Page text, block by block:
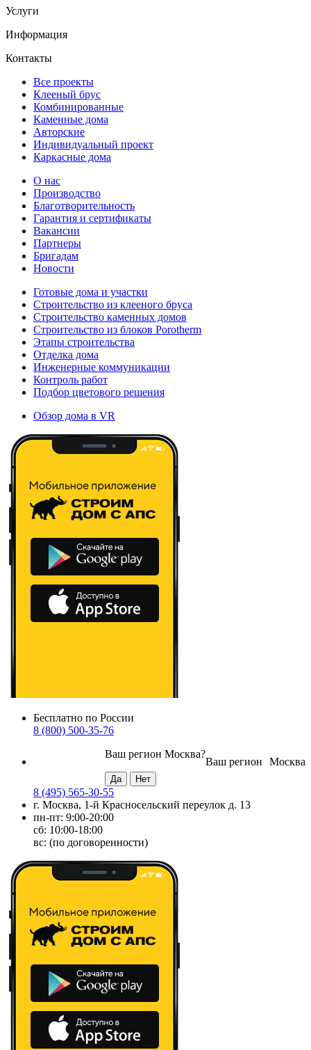
Услуги
Информация
Контакты
Все проекты
Клееный брус
Комбинированные
Каменные дома
Авторские
Индивидуальный проект
Каркасные дома
О нас
Производство
Благотворительность
Гарантия и сертификаты
Вакансии
Партнеры
Бригадам
Новости
Готовые дома и участки
Строительство из клееного бруса
Строительство каменных домов
Строительство из блоков Porotherm
Этапы строительства
Отделка дома
Инженерные коммуникации
Контроль работ
Подбор цветового решения
Обзор дома в VR
Бесплатно по России
8 (800) 500-35-76
Москва
Ваш регион
Ваш регион Москва?
8 (495) 565-30-55
г. Москва, 1-й Красносельский переулок д. 13
пн-пт: 9:00-20:00
сб: 10:00-18:00
вс: (по договоренности)